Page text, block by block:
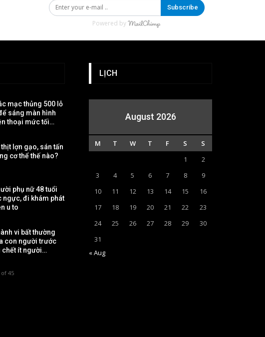
Subscribe
Powered by
mạc thủng 500 lỗ
sáng màn hình
thoại mức tối…
thịt lợn gạo, sán tấn
cơ thể thế nào?
phụ nữ 48 tuổi
ngực, đi khám phát
u to
vi bất thường
con người trước
chết ít người…
of 45
LỊCH
August 2026
M T W T F S
S
1
2
3
4 5 6 7 8
9
10
11 12 13 14 15
16
17
18 19 20 21 22
23
24
25 26 27 28 29
30
31
« Aug